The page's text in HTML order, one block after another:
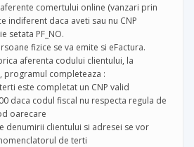
comertului online (vanzari prin
indiferent daca aveti sau nu CNP
setata PF_NO.
fizice se va emite si eFactura.
aferenta codului clientului, la
programul completeaza :
completat un CNP valid
codul fiscal nu respecta regula de
oarecare
clientului si adresei se vor
de terti